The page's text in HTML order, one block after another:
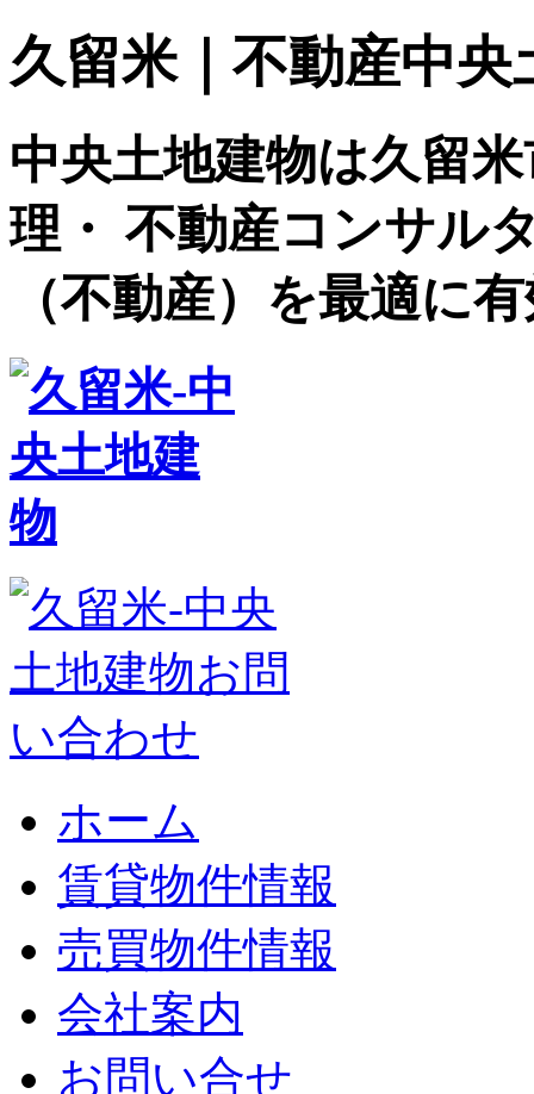
久留米｜不動産中
中央土地建物は久留
理・ 不動産コンサル
（不動産）を最適に
ホーム
賃貸物件情報
売買物件情報
会社案内
お問い合せ